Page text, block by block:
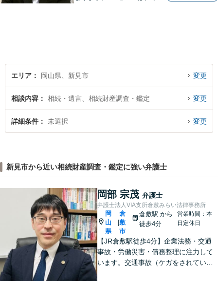
エリア
岡山県、新見市 変更
相談内容 相続・遺言、相続財産調査・鑑定 変更
詳細条件 未選択 変更
新見市から近い相続財産調査・鑑定に強い弁護士
岡部 宗茂 弁護士
弁護士法人VIA支所倉敷みらい法律事務所
岡
山
県
倉
敷
市
倉敷駅から
徒歩4分
営業時間：本
日定休日
【JR倉敷駅徒歩4分】企業法務・交通
事故・労働災害・債務整理に注力して
います。交通事故（ケガをされている